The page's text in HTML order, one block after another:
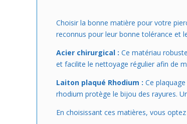
Choisir la bonne matière pour votre
reconnus pour leur bonne tolérance et
Acier chirurgical : Ce matériau
et facilite le nettoyage régulier afin de
Laiton plaqué Rhodium : Ce
rhodium protège le bijou des rayures.
En choisissant ces matières, vous